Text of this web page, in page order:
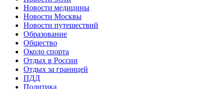
Новости медицины
Новости Москвы
Новости путешествий
Образование
Общество
Около спорта
Отдых в России
Отдых за границей
ПДД
Политика